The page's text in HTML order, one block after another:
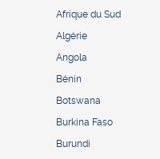
Afrique du Sud
Algérie
Angola
Bénin
Botswana
Burkina Faso
Burundi